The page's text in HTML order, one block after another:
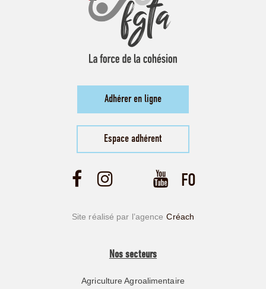
Adhérer en ligne
Espace adhérent
Site réalisé par l’agence Créach
Nos secteurs
Agriculture Agroalimentaire